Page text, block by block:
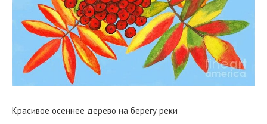
Красивое осеннее дерево на берегу реки